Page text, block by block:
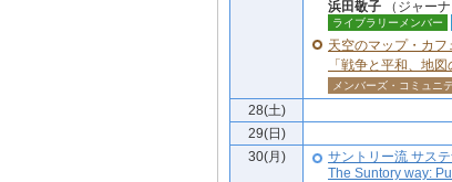
浜田敬子 （ジャー
ライブラリーメンバー
天空のマップ・カフ
「戦争と平和、地図
メンバーズ・コミュニ
28(土)
29(日)
30(月)
サントリー流 サス
The Suntory way: